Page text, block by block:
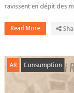
ravissent en dépit des
Read More
AR Consumption